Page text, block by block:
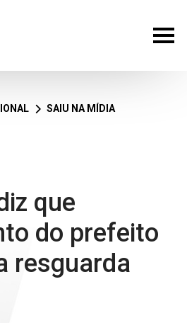
SAIU NA MÍDIA
que
do prefeito
resguarda